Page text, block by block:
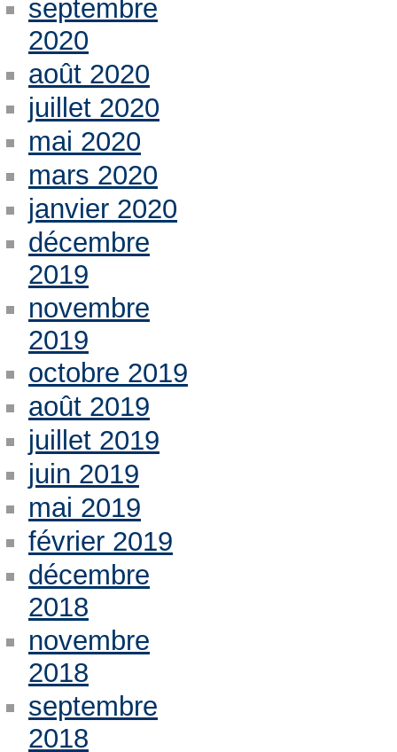
septembre
2020
août 2020
juillet 2020
mai 2020
mars 2020
janvier 2020
décembre
2019
novembre
2019
octobre 2019
août 2019
juillet 2019
juin 2019
mai 2019
février 2019
décembre
2018
novembre
2018
septembre
2018